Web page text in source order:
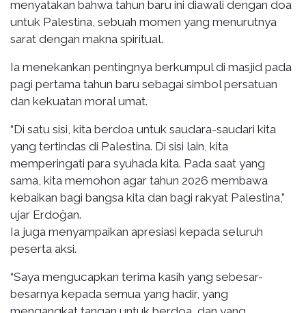
menyatakan bahwa tahun baru ini diawali dengan doa
untuk Palestina, sebuah momen yang menurutnya
sarat dengan makna spiritual.
Ia menekankan pentingnya berkumpul di masjid pada
pagi pertama tahun baru sebagai simbol persatuan
dan kekuatan moral umat.
“Di satu sisi, kita berdoa untuk saudara-saudari kita
yang tertindas di Palestina. Di sisi lain, kita
memperingati para syuhada kita. Pada saat yang
sama, kita memohon agar tahun 2026 membawa
kebaikan bagi bangsa kita dan bagi rakyat Palestina,”
ujar Erdoğan.
Ia juga menyampaikan apresiasi kepada seluruh
peserta aksi.
“Saya mengucapkan terima kasih yang sebesar-
besarnya kepada semua yang hadir, yang